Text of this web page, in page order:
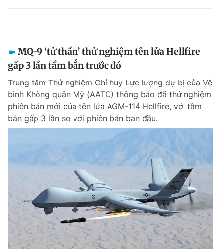
MQ-9 ‘tử thần’ thử nghiệm tên lửa Hellfire
gấp 3 lần tầm bắn trước đó
Trung tâm Thử nghiệm Chỉ huy Lực lượng dự bị của Vệ
binh Không quân Mỹ (AATC) thông báo đã thử nghiệm
phiên bản mới của tên lửa AGM-114 Hellfire, với tầm
bắn gấp 3 lần so với phiên bản ban đầu.